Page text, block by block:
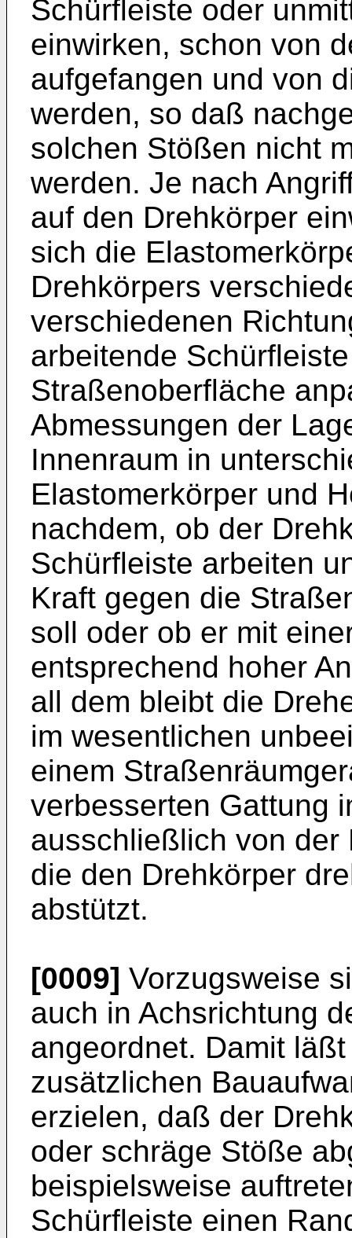
Schürfleiste oder
einwirken, schon von
aufgefangen und von
werden, so daß
solchen Stößen nicht
werden. Je nach
auf den Drehkörper
sich die
Drehkörpers
verschiedenen
arbeitende
Straßenoberfläche
Abmessungen der
Innenraum in
Elastomerkörper und
nachdem, ob der
Schürfleiste arbeiten
Kraft gegen die
soll oder ob er mit
entsprechend hoher
all dem bleibt die
im wesentlichen
einem
verbesserten Gattung
ausschließlich von der
die den Drehkörper
abstützt.
[0009] Vorzugsweise
auch in Achsrichtung
angeordnet. Damit
zusätzlichen
erzielen, daß der
oder schräge Stöße
beispielsweise
Schürfleiste einen